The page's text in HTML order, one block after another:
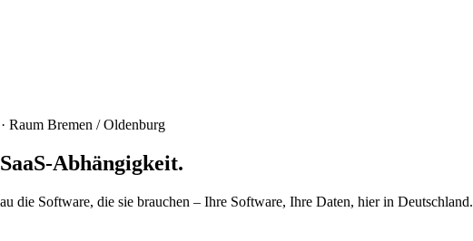
Raum Bremen / Oldenburg
Abhängigkeit.
die Software, die sie brauchen – Ihre Software, Ihre Daten, hier in Deutschland.